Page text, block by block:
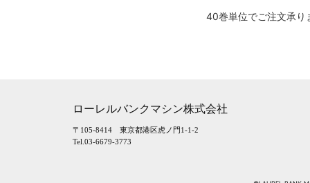
40巻単位でご注文承り
ローレルバンクマシン株式会社
〒105-8414 東京都港区虎ノ門1-1-2
Tel.03-6679-3773